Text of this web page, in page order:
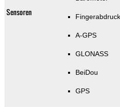
Sensoren Fingerabdruck
A-GPS
GLONASS
BeiDou
GPS